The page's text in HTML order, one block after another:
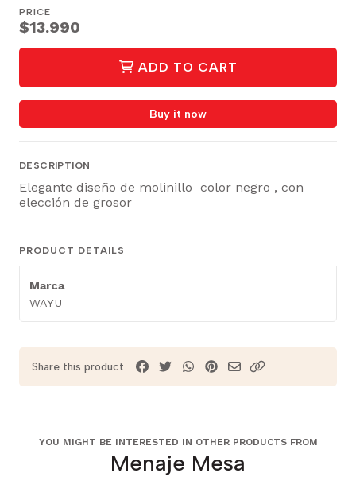
PRICE
$13.990
ADD TO CART
Buy it now
DESCRIPTION
Elegante diseño de molinillo color negro , con
elección de grosor
PRODUCT DETAILS
Marca
WAYU
Share this product
YOU MIGHT BE INTERESTED IN OTHER PRODUCTS FROM
Menaje Mesa